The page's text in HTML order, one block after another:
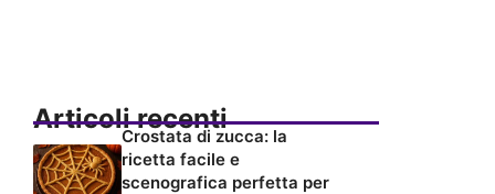
Articoli recenti
Crostata di zucca: la
ricetta facile e
scenografica perfetta per